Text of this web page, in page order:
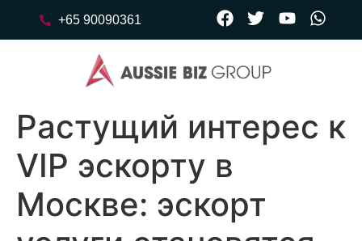
+65 90090361
Растущий интерес к
VIP эскорту в
Москве: эскорт